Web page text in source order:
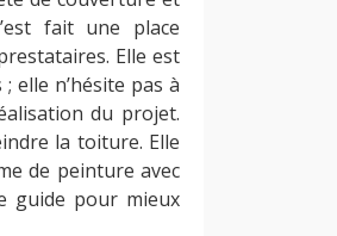
fait une place
Elle est
elle n’hésite pas à
du projet.
la toiture. Elle
de peinture avec
guide pour mieux